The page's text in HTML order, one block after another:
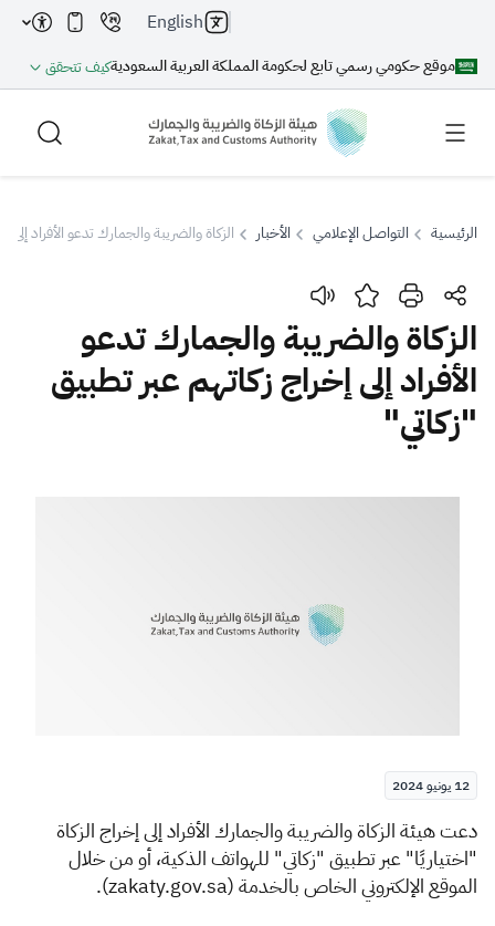
موقع حكومي رسمي تابع لحكومة المملكة العربية السعوديةكيف تتحقق
English
بحث
بحث بحث AI
اقتراحات
الزكاة الجمارك
ضريبة القيمة المضافة
الرئيسية التواصل الإعلامي الأخبار الزكاة والضريبة والجمارك تدعو الأفراد
الزكاة والضريبة والجمارك تدعو
الأفراد إلى إخراج زكاتهم عبر تطبيق
"زكاتي"
12 يونيو 2024
​​​​دعت هيئة الزكاة والضريبة والجمارك الأفراد إلى إخراج الزكاة
"اختياريًا" عبر تطبيق "زكاتي" للهواتف الذكية، أو من خلال
الموقع الإلكتروني الخاص بالخدمة (zakaty.gov.sa).